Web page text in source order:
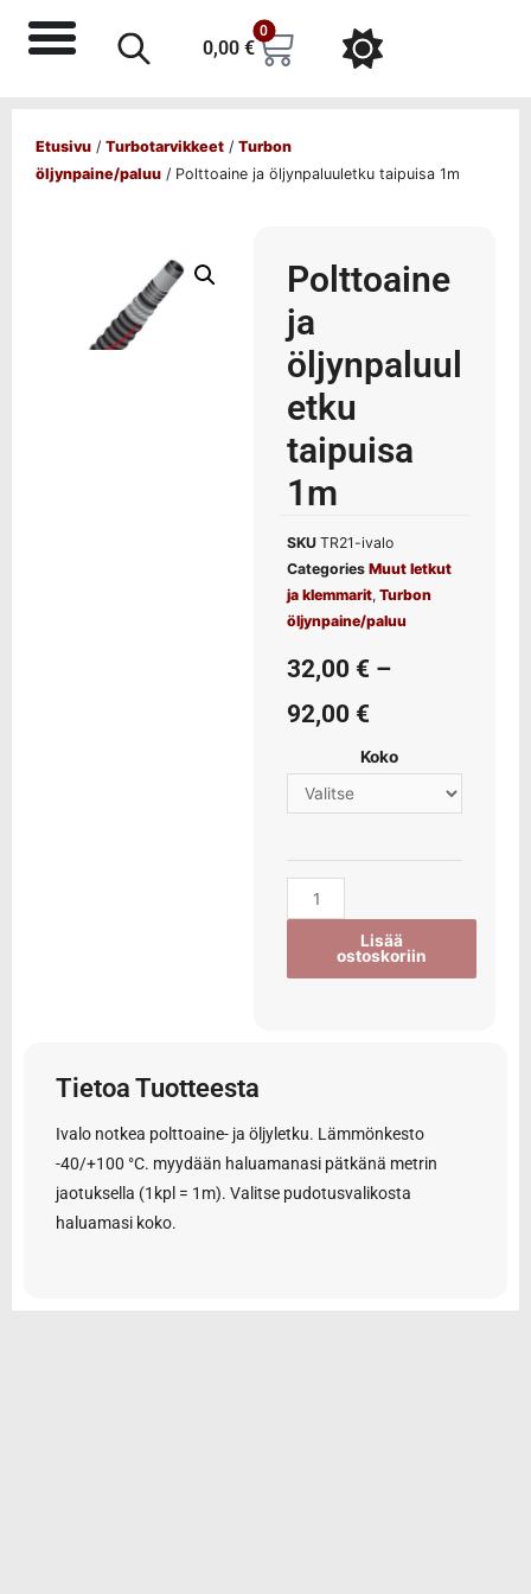
0,00 €
0
Etusivu / Turbotarvikkeet / Turbon
öljynpaine/paluu / Polttoaine ja öljynpaluuletku taipuisa 1m
Polttoaine
ja
öljynpaluul
etku
taipuisa
1m
SKU TR21-ivalo
Categories Muut letkut
ja klemmarit, Turbon
öljynpaine/paluu
32,00 € –
92,00 €
Koko
Lisää
ostoskoriin
Tietoa Tuotteesta
Ivalo notkea polttoaine- ja öljyletku. Lämmönkesto
-40/+100 °C. myydään haluamanasi pätkänä metrin
jaotuksella (1kpl = 1m). Valitse pudotusvalikosta
haluamasi koko.